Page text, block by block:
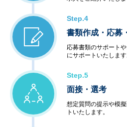
Step.4
書類作成・応募
応募書類のサポート
にサポートいたします
Step.5
面接・選考
想定質問の提示や模
トいたします。